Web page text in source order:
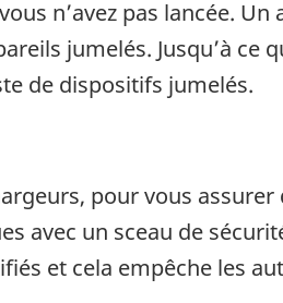
n’avez pas lancée. Un
jumelés. Jusqu’à ce
de dispositifs jumelés.
pour vous assurer
avec un sceau de
et cela empêche les